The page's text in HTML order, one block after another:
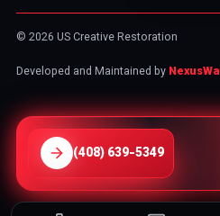
© 2026 US Creative Restoration
Developed and Maintained by
⁦(408) 639-5349⁩